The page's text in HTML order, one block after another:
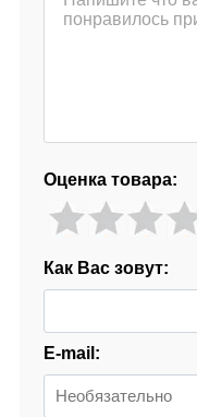
Оценка товара:
Как Вас зовут:
E-mail: